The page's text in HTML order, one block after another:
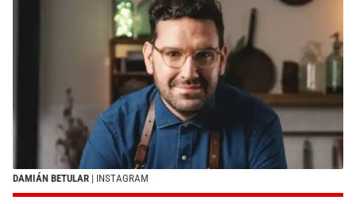
DAMIÁN BETULAR | INSTAGRAM